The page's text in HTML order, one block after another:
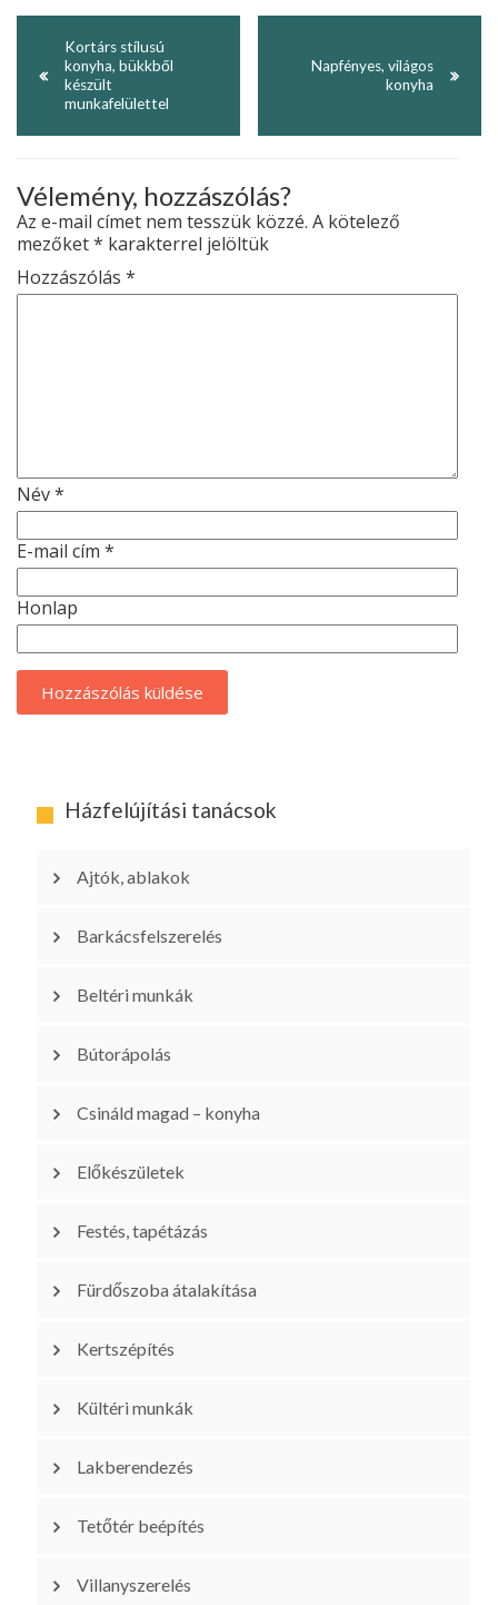
Kortárs stílusú
konyha, bükkből
készült
munkafelülettel
Napfényes, világos
konyha
Vélemény, hozzászólás?
Az e-mail címet nem tesszük közzé. A kötelező
mezőket* karakterrel jelöltük
Hozzászólás *
Név*
E-mail cím *
Honlap
Házfelújítási tanácsok
Ajtók, ablakok
Barkácsfelszerelés
Beltéri munkák
Bútorápolás
Csináld magad – konyha
Előkészületek
Festés, tapétázás
Fürdőszoba átalakítása
Kertszépítés
Kültéri munkák
Lakberendezés
Tetőtér beépítés
Villanyszerelés